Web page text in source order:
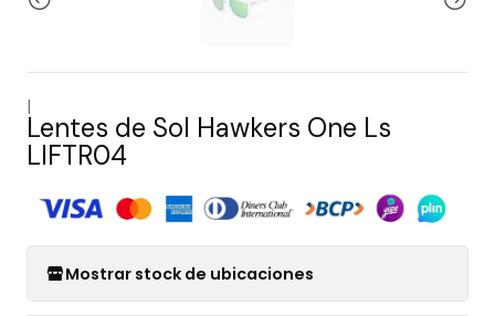
|
Lentes de Sol Hawkers One Ls
LIFTR04
Mostrar stock de ubicaciones